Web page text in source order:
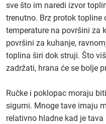
sve što im naredi izvor
trenutno. Brz protok topline
temperature na površini za
površini za kuhanje,
toplina širi dok struji. Što
zadržati, hrana će se bolje
Ručke i poklopac moraju
sigurni. Mnoge tave imaju
relativno hladne kad je